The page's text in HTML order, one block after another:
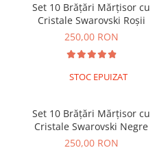
Set 10 Brățări Mărțisor cu
Cristale Swarovski Roșii
250,00 RON
STOC EPUIZAT
Set 10 Brățări Mărțisor cu
Cristale Swarovski Negre
250,00 RON